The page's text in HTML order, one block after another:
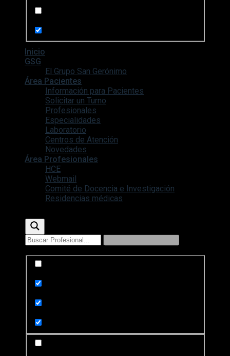
Inicio
GSG
El Grupo San Gerónimo
Área Pacientes
Información para Pacientes
Solicitar un Turno
Profesionales
Especialidades
Laboratorio
Centros de Atención
Novedades
Área Profesionales
HCE
Webmail
Comité de Docencia e Investigación
Residencias médicas